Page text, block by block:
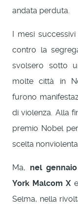
andata perduta.
I mesi
contro la
svolsero sotto
molte città in
furono
di violenza. Alla
premio Nobel
scelta
Ma, nel
York Malcom X
Selma, nella